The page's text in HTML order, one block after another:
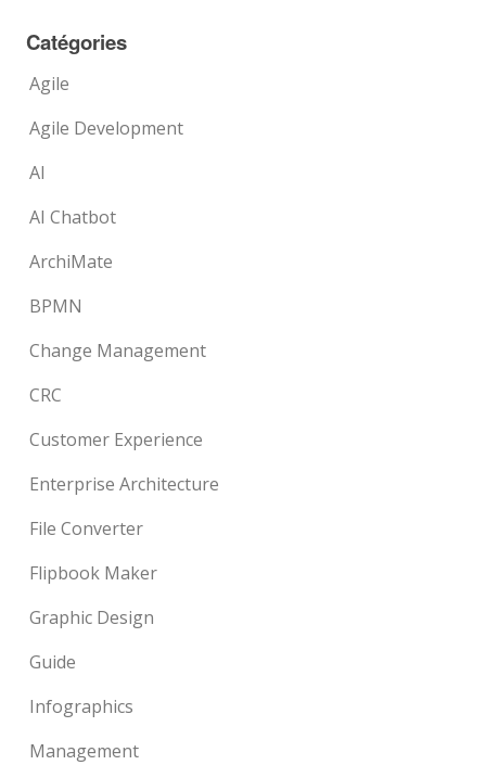
Catégories
Agile
Agile Development
AI
AI Chatbot
ArchiMate
BPMN
Change Management
CRC
Customer Experience
Enterprise Architecture
File Converter
Flipbook Maker
Graphic Design
Guide
Infographics
Management